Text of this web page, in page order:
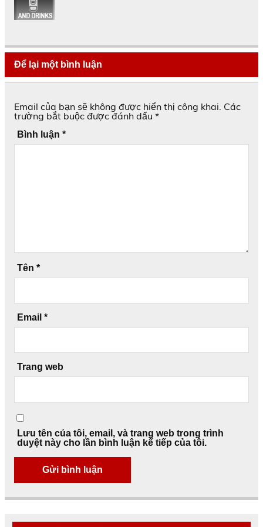
Để lại một bình luận
Email của bạn sẽ không được hiển thị công khai. Các
trường bắt buộc được đánh dấu *
Bình luận *
Tên *
Email *
Trang web
Lưu tên của tôi, email, và trang web trong trình
duyệt này cho lần bình luận kế tiếp của tôi.